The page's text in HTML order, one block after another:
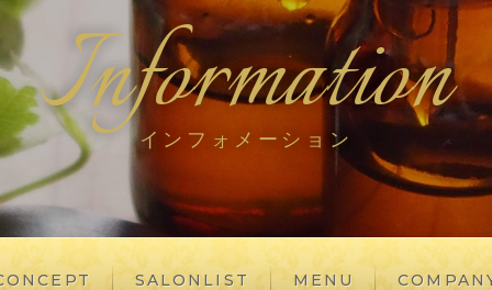
Information
インフォメーション
SALONLIST MENU